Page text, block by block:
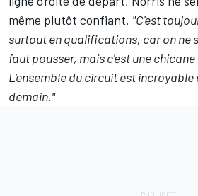
même plutôt confiant. "C'est
surtout en qualifications, car on ne
faut pousser, mais c'est une
L'ensemble du circuit est incroyable
demain."